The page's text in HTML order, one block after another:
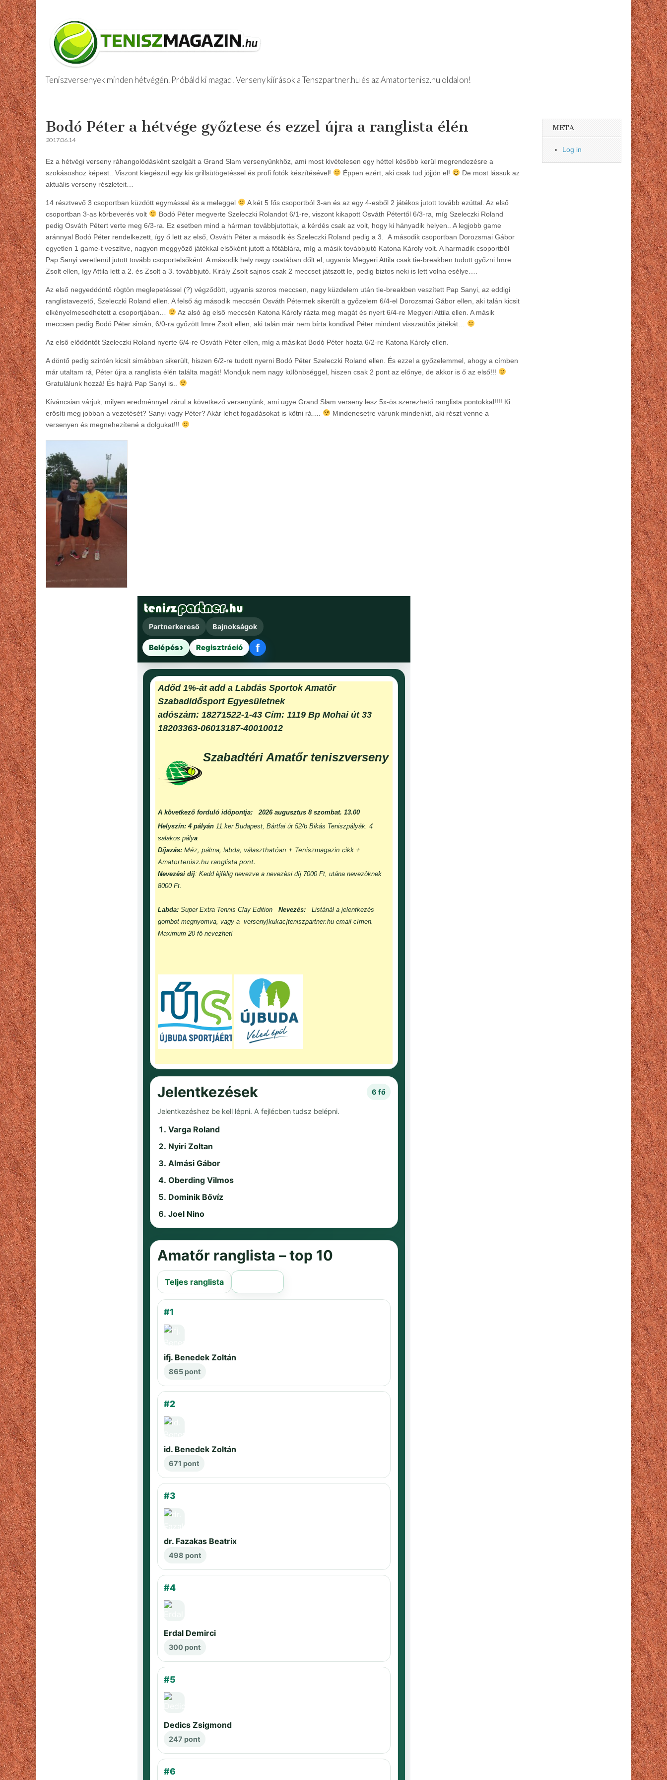
Teniszversenyek minden hétvégén. Próbáld ki magad! Verseny kiírások a Tenszpartner.hu és az Amatortenisz.hu oldalon!
Main
menu
Skip
to
content
Bodó Péter a hétvége győztese és ezzel újra a ranglista élén
2017.06.14
Ez a hétvégi verseny ráhangolódásként szolgált a Grand Slam versenyünkhöz, ami most kivételesen egy héttel később kerül megrendezésre a
szokásoshoz képest.. Viszont kiegészül egy kis grillsütögetéssel és profi fotók készítésével!
Éppen ezért, aki csak tud jöjjön el!
De most lássuk az
aktuális verseny részleteit…
14 résztvevő 3 csoportban küzdött egymással és a meleggel
A két 5 fős csoportból 3-an és az egy 4-esből 2 játékos jutott tovább ezúttal. Az első
csoportban 3-as körbeverés volt
Bodó Péter megverte Szeleczki Rolandot 6/1-re, viszont kikapott Osváth Pétertől 6/3-ra, míg Szeleczki Roland
pedig Osváth Pétert verte meg 6/3-ra. Ez esetben mind a hárman továbbjutottak, a kérdés csak az volt, hogy ki hányadik helyen.. A legjobb game
aránnyal Bodó Péter rendelkezett, így ő lett az első, Osváth Péter a második és Szeleczki Roland pedig a 3. A második csoportban Dorozsmai Gábor
egyetlen 1 game-t veszítve, nagyon meggyőző játékkal elsőként jutott a főtáblára, míg a másik továbbjutó Katona Károly volt. A harmadik csoportból
Pap Sanyi veretlenül jutott tovább csoportelsőként. A második hely nagy csatában dőlt el, ugyanis Megyeri Attila csak tie-breakben tudott győzni Imre
Zsolt ellen, így Attila lett a 2. és Zsolt a 3. továbbjutó. Király Zsolt sajnos csak 2 meccset játszott le, pedig biztos neki is lett volna esélye….
Az első negyeddöntő rögtön meglepetéssel (?) végződött, ugyanis szoros meccsen, nagy küzdelem után tie-breakben veszített Pap Sanyi, az eddigi
ranglistavezető, Szeleczki Roland ellen. A felső ág második meccsén Osváth Péternek sikerült a győzelem 6/4-el Dorozsmai Gábor ellen, aki talán kicsit
elkényelmesedhetett a csoportjában…
Az alsó ág első meccsén Katona Károly rázta meg magát és nyert 6/4-re Megyeri Attila ellen. A másik
meccsen pedig Bodó Péter simán, 6/0-ra győzött Imre Zsolt ellen, aki talán már nem bírta kondival Péter mindent visszaütős játékát…
Az első elődöntőt Szeleczki Roland nyerte 6/4-re Osváth Péter ellen, míg a másikat Bodó Péter hozta 6/2-re Katona Károly ellen.
A döntő pedig szintén kicsit simábban sikerült, hiszen 6/2-re tudott nyerni Bodó Péter Szeleczki Roland ellen. És ezzel a győzelemmel, ahogy a címben
már utaltam rá, Péter újra a ranglista élén találta magát! Mondjuk nem nagy különbséggel, hiszen csak 2 pont az előnye, de akkor is ő az első!!!
Gratulálunk hozzá! És hajrá Pap Sanyi is..
Kíváncsian várjuk, milyen eredménnyel zárul a következő versenyünk, ami ugye Grand Slam verseny lesz 5x-ös szerezhető ranglista pontokkal!!!! Ki
erősíti meg jobban a vezetését? Sanyi vagy Péter? Akár lehet fogadásokat is kötni rá….
Mindenesetre várunk mindenkit, aki részt venne a
versenyen és megnehezítené a dolgukat!!!
META
Log in